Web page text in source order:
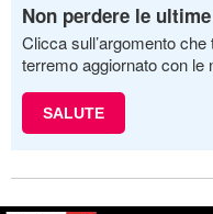
Non perdere le
Clicca sull’argomento
terremo aggiornato con le
SALUTE